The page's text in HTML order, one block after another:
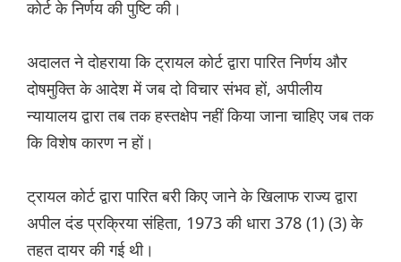
कोर्ट के निर्णय की पुष्टि की।
अदालत ने दोहराया कि ट्रायल कोर्ट द्वारा पारित निर्णय और
दोषमुक्ति के आदेश में जब दो विचार संभव हों, अपीलीय
न्यायालय द्वारा तब तक हस्तक्षेप नहीं किया जाना चाहिए जब तक
कि विशेष कारण न हों।
ट्रायल कोर्ट द्वारा पारित बरी किए जाने के खिलाफ राज्य द्वारा
अपील दंड प्रक्रिया संहिता, 1973 की धारा 378 (1) (3) के
तहत दायर की गई थी।